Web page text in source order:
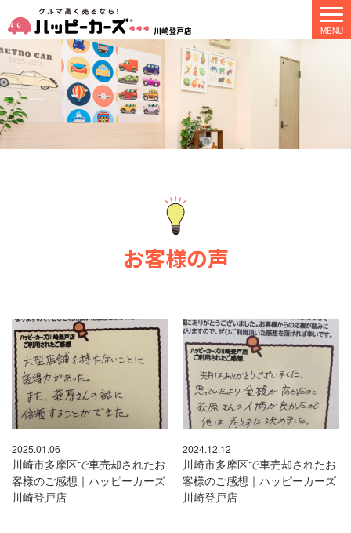
お客様の声
2025.01.06
川崎市多摩区で車売却されたお
客様のご感想｜ハッピーカーズ
川崎登戸店
2024.12.12
川崎市多摩区で車売却されたお
客様のご感想｜ハッピーカーズ
川崎登戸店